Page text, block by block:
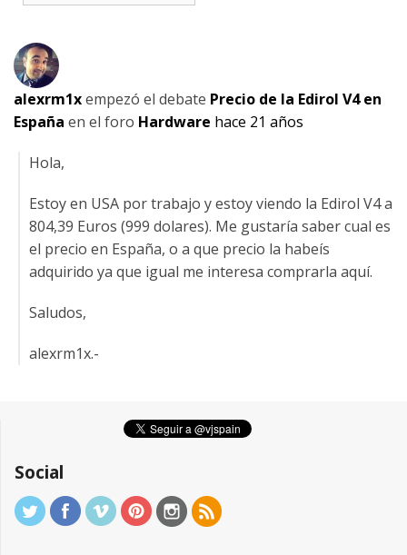
alexrm1xempezó el debate Precio de la Edirol V4 en
España en el foro Hardware hace 21 años
Hola,
Estoy en USA por trabajo y estoy viendo la Edirol V4 a
804,39 Euros (999 dolares). Me gustaría saber cual es
el precio en España, o a que precio la habeís
adquirido ya que igual me interesa comprarla aquí­.
Saludos,
alexrm1x.-
Social